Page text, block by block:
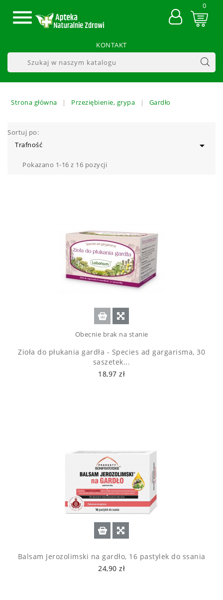
 0
KONTAKT
Strona główna Przeziębienie, grypa Gardło
Sortuj po:
Trafność

Pokazano 1-16 z 16 pozycji
Obecnie brak na stanie
Zioła do płukania gardła - Species ad gargarisma, 30
saszetek...
18,97 zł
Balsam Jerozolimski na gardło, 16 pastylek do ssania
24,90 zł